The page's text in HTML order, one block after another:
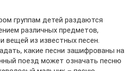
группам детей раздаются
различных предметов,
вещей из известных песен.
какие песни зашифрованы на
поезд может означать песню